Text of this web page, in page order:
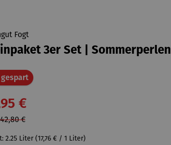
Fogt
3er Set | Sommerperlen
gespartRabatt
€
42,80 €
2.25 Liter (17,76 € / 1 Liter)